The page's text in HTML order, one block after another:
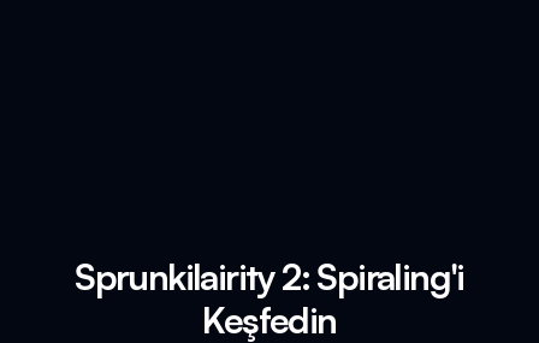
Sprunkilairity 2: Spiraling'i
Keşfedin